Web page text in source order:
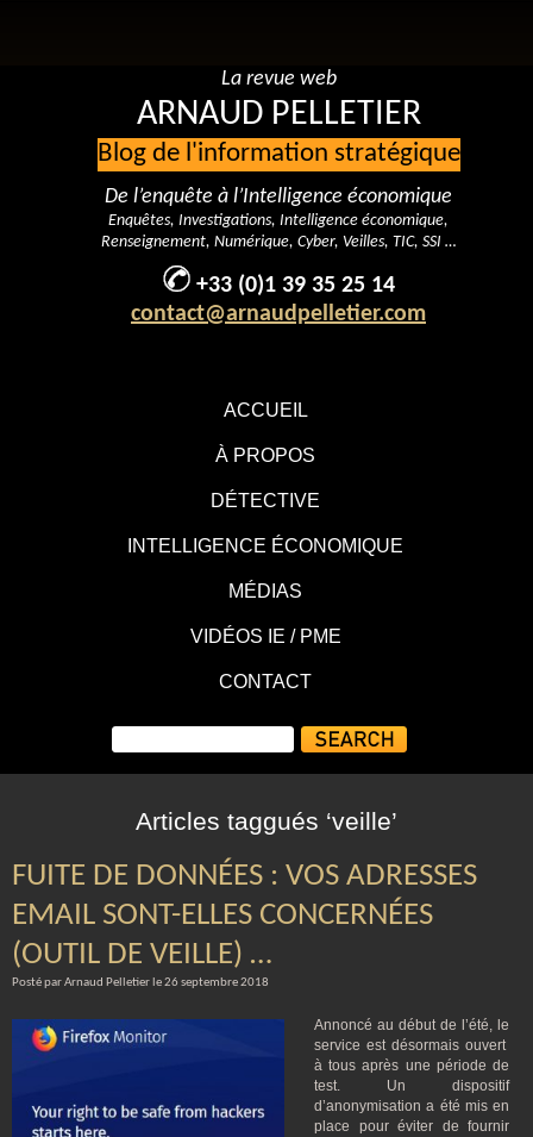
ACCUEIL
À PROPOS
DÉTECTIVE
INTELLIGENCE ÉCONOMIQUE
MÉDIAS
VIDÉOS IE / PME
CONTACT
La revue web
ARNAUD PELLETIER
Blog de l'information stratégique
De l’enquête à l’Intelligence économique
Enquêtes, Investigations, Intelligence économique,
Renseignement, Numérique, Cyber, Veilles, TIC, SSI …
+33 (0)1 39 35 25 14
contact@arnaudpelletier.com
Articles taggués ‘veille’
FUITE DE DONNÉES : VOS ADRESSES
EMAIL SONT-ELLES CONCERNÉES
(OUTIL DE VEILLE) …
Posté par Arnaud Pelletier le 26 septembre 2018
Annoncé au début de l’été, le
service est désormais ouvert
à tous après une période de
test. Un dispositif
d’anonymisation a été mis en
place pour éviter de fournir